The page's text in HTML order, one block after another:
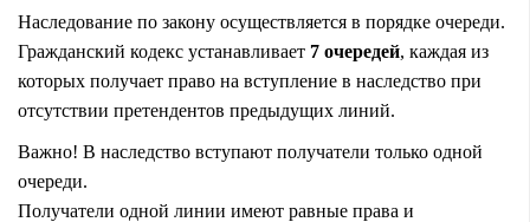
Наследование по закону осуществляется в порядке очереди.
Гражданский кодекс устанавливает 7 очередей, каждая из
которых получает право на вступление в наследство при
отсутствии претендентов предыдущих линий.
Важно! В наследство вступают получатели только одной
очереди.
Получатели одной линии имеют равные права и